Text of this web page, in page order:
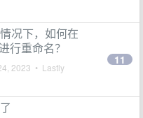
况下，如何在
行重命名？
2023 • Lastly
11